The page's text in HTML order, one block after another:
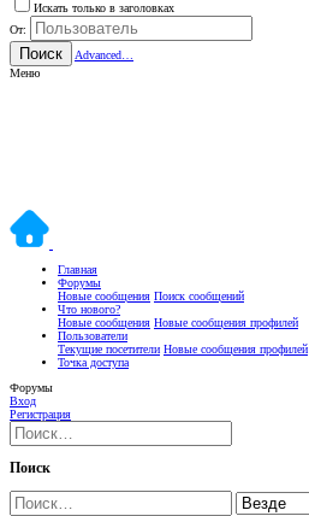
Искать только в заголовках
От:
Поиск
Advanced…
Меню
Главная
Форумы
Новые сообщения Поиск сообщений
Что нового?
Новые сообщения Новые сообщения профилей
Пользователи
Текущие посетители Новые сообщения профилей
Точка доступа
Форумы
Вход
Регистрация
Поиск